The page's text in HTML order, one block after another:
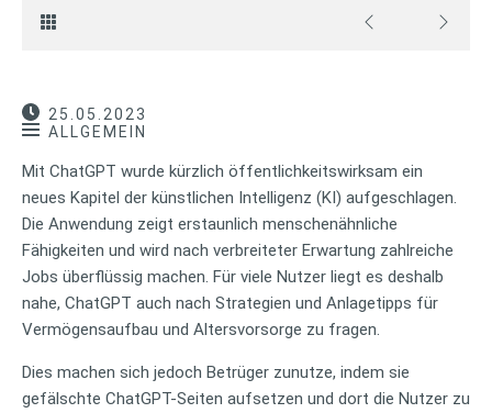
25.05.2023
ALLGEMEIN
Mit ChatGPT wurde kürzlich öffentlichkeitswirksam ein
neues Kapitel der künstlichen Intelligenz (KI) aufgeschlagen.
Die Anwendung zeigt erstaunlich menschenähnliche
Fähigkeiten und wird nach verbreiteter Erwartung zahlreiche
Jobs überflüssig machen. Für viele Nutzer liegt es deshalb
nahe, ChatGPT auch nach Strategien und Anlagetipps für
Vermögensaufbau und Altersvorsorge zu fragen.
Dies machen sich jedoch Betrüger zunutze, indem sie
gefälschte ChatGPT-Seiten aufsetzen und dort die Nutzer zu